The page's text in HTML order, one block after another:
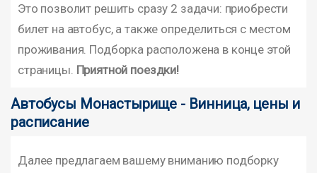
Это позволит решить сразу 2 задачи: приобрести
билет на автобус, а также определиться с местом
проживания. Подборка расположена в конце этой
страницы. Приятной поездки!
Автобусы Монастырище - Винница, цены и
расписание
Далее предлагаем вашему вниманию подборку